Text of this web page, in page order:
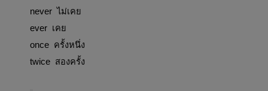
never  ไม่เคย
ever  เคย
once  ครั้งหนึ่ง
twice  สองครั้ง